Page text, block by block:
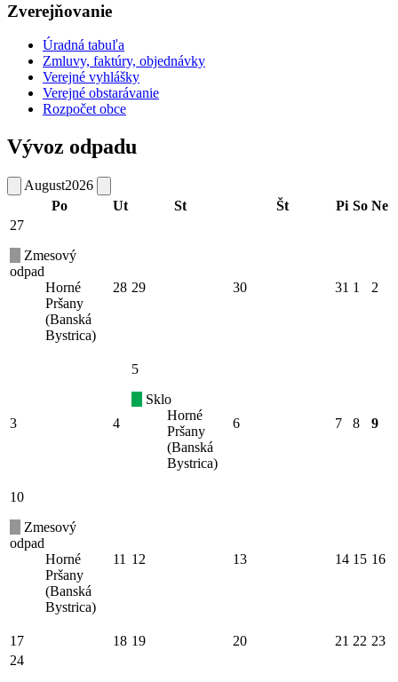
Zverejňovanie
Úradná tabuľa
Zmluvy, faktúry, objednávky
Verejné vyhlášky
Verejné obstarávanie
Rozpočet obce
Vývoz odpadu
August2026
Po
Ut St Št Pi So Ne
27
Zmesový
odpad
Horné
Pršany
(Banská
Bystrica)
28 29 30 31 1 2
3 4
5
Sklo
Horné
Pršany
(Banská
Bystrica)
6 7 8 9
10
Zmesový
odpad
Horné
Pršany
(Banská
Bystrica)
11 12 13 14 15 16
17 18 19 20 21 22 23
24